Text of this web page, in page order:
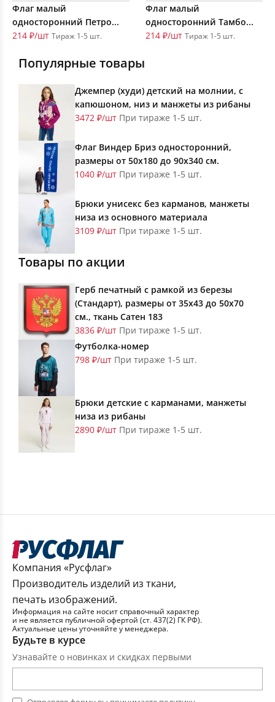
Флаг малый
односторонний Петро...
214 ₽/шт Тираж 1-5 шт.
Флаг малый
односторонний Тамбо...
214 ₽/шт Тираж 1-5 шт.
Популярные товары
Джемпер (худи) детский на молнии, с
капюшоном, низ и манжеты из рибаны
3472 ₽/шт При тираже 1-5 шт.
Флаг Виндер Бриз односторонний,
размеры от 50х180 до 90х340 см.
1040 ₽/шт При тираже 1-5 шт.
Брюки унисекс без карманов, манжеты
низа из основного материала
3109 ₽/шт При тираже 1-5 шт.
Товары по акции
Герб печатный с рамкой из березы
(Стандарт), размеры от 35х43 до 50х70
см., ткань Сатен 183
3836 ₽/шт При тираже 1-5 шт.
Футболка-номер
798 ₽/шт При тираже 1-5 шт.
Брюки детские с карманами, манжеты
низа из рибаны
2890 ₽/шт При тираже 1-5 шт.
Компания «Русфлаг»
Производитель изделий из ткани,
печать изображений.
Информация на сайте носит справочный характер
и не является публичной офертой (ст. 437(2) ГК РФ).
Актуальные цены уточняйте у менеджера.
Будьте в курсе
Узнавайте о новинках и скидках первыми